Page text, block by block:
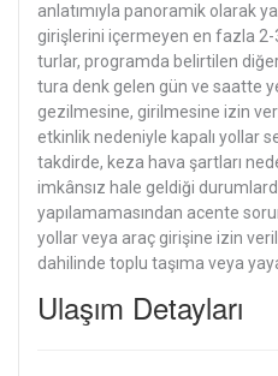
anlatımıyla panoramik olarak
girişlerini içermeyen en fazla
turlar, programda belirtilen
tura denk gelen gün ve saatte
gezilmesine, girilmesine izin
etkinlik nedeniyle kapalı yollar
takdirde, keza hava şartları
imkânsız hale geldiği
yapılamamasından acente
yollar veya araç girişine izin
dahilinde toplu taşıma veya
Ulaşım Detayları